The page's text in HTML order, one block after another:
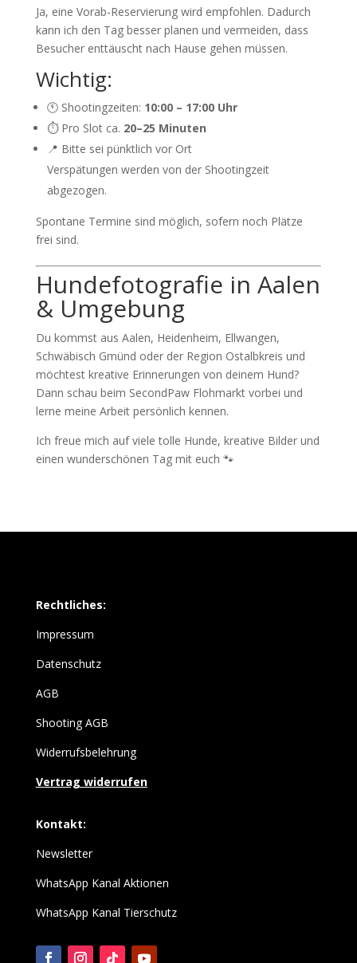
Ja, eine Vorab-Reservierung wird empfohlen. Dadurch
kann ich den Tag besser planen und vermeiden, dass
Besucher enttäuscht nach Hause gehen müssen.
Wichtig:
🕚 Shootingzeiten: 10:00 – 17:00 Uhr
⏱️ Pro Slot ca. 20–25 Minuten
📍 Bitte sei pünktlich vor Ort
Verspätungen werden von der Shootingzeit
abgezogen.
Spontane Termine sind möglich, sofern noch Plätze
frei sind.
Hundefotografie in Aalen
& Umgebung
Du kommst aus Aalen, Heidenheim, Ellwangen,
Schwäbisch Gmünd oder der Region Ostalbkreis und
möchtest kreative Erinnerungen von deinem Hund?
Dann schau beim SecondPaw Flohmarkt vorbei und
lerne meine Arbeit persönlich kennen.
Ich freue mich auf viele tolle Hunde, kreative Bilder und
einen wunderschönen Tag mit euch 🐾
Rechtliches:
Impressum
Datenschutz
AGB
Shooting AGB
Widerrufsbelehrung
Vertrag widerrufen
Kontakt:
Newsletter
WhatsApp Kanal Aktionen
WhatsApp Kanal Tierschutz